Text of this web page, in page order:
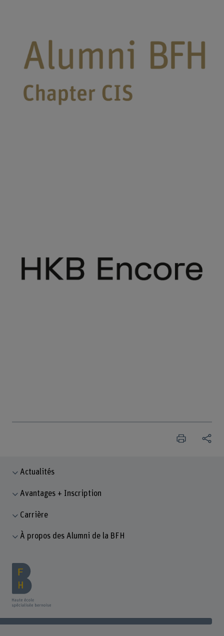
Actualités
Avantages + Inscription
Carrière
À propos des Alumni de la BFH